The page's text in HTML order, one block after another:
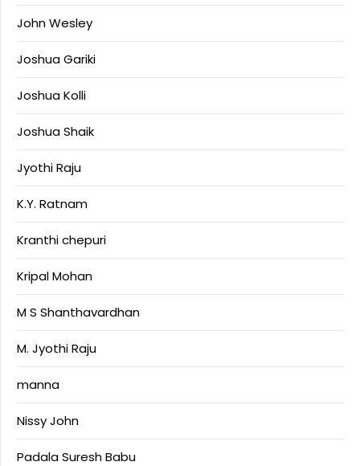
John Wesley
Joshua Gariki
Joshua Kolli
Joshua Shaik
Jyothi Raju
K.Y. Ratnam
Kranthi chepuri
Kripal Mohan
M S Shanthavardhan
M. Jyothi Raju
manna
Nissy John
Padala Suresh Babu